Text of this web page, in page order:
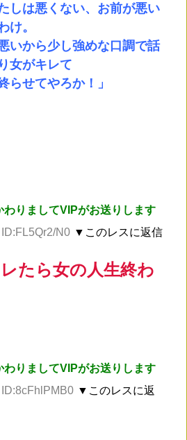
しは悪くない、お前が悪い
け。
いから少し強めな口調で話
女がキレて
らせてやろか！」
わりましてVIPがお送りします
N0 ▼このレスに返信
たら女の人生終わ
わりましてVIPがお送りします
▼このレスに返